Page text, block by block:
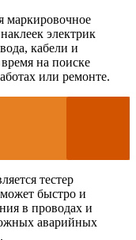
маркировочное
электрик
кабели и
на поиске
или ремонте.
тестер
быстро и
в проводах и
аварийных